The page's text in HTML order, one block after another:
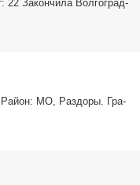
22 За­кон­чи­ла Вол­го­град­
Рай­он: МО, Раз­до­ры. Гра­